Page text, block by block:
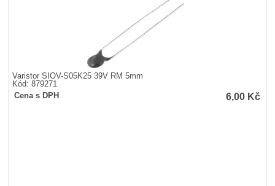
Varistor SIOV-S05K25 39V RM 5mm
Kód: 879271
Cena s DPH
6,00 Kč